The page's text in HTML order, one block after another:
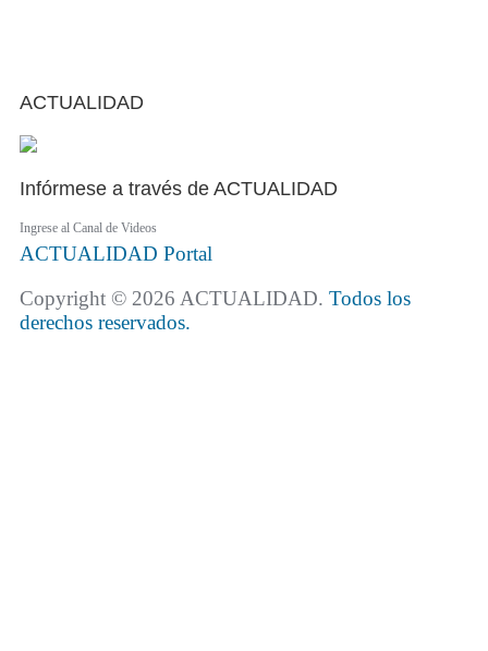
ACTUALIDAD
Infórmese a través de ACTUALIDAD
Ingrese al Canal de Videos
ACTUALIDAD Portal
Copyright © 2026 ACTUALIDAD. Todos los
derechos reservados.